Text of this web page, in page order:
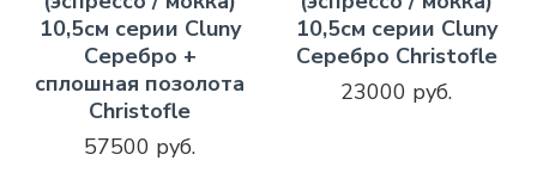
10,5см серии Cluny
Серебро +
сплошная позолота
Christofle
57500 руб.
10,5см серии Cluny
Серебро Christofle
23000 руб.